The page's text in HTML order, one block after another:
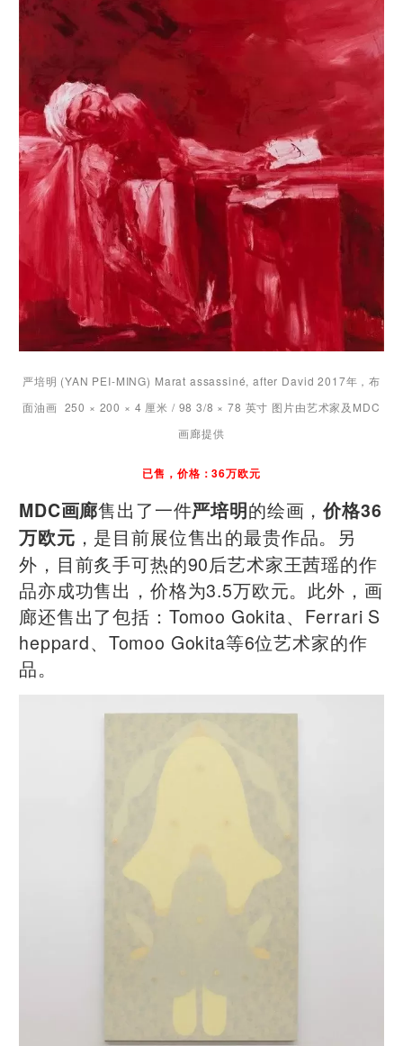
严培明 (YAN PEI-MING) Marat assassiné, after David 2017年，布
面油画 250 × 200 × 4 厘米 / 98 3/8 × 78 英寸 图片由艺术家及MDC
画廊提供
已售，价格：36万欧元
MDC画廊售出了一件严培明的绘画，价格36
万欧元 ，是目前展位售出的最贵作品。另
外，目前炙手可热的90后艺术家王茜瑶的作
品亦成功售出，价格为3.5万欧元。此外，画
廊还售出了包括：Tomoo Gokita、Ferrari S
heppard、Tomoo Gokita等6位艺术家的作
品。